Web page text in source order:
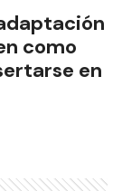
como
en